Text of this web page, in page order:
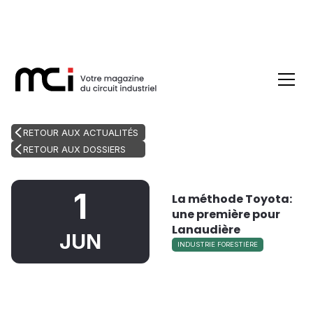
RETOUR AUX ACTUALITÉS
RETOUR AUX DOSSIERS
1
JUN
La méthode Toyota:
une première pour
Lanaudière
INDUSTRIE FORESTIÈRE